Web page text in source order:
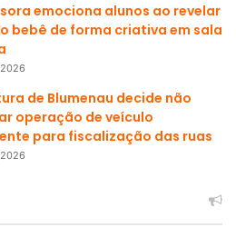
emociona alunos ao revelar
bebê de forma criativa em sala
de Blumenau decide não
operação de veículo
para fiscalização das ruas